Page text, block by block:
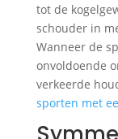
tot de
schouder in
Wanneer de
onvoldoende
verkeerde
sporten met